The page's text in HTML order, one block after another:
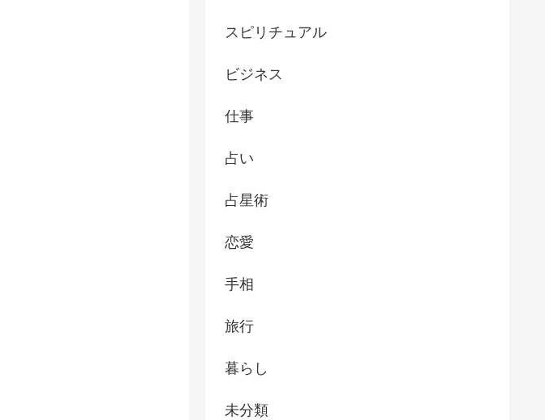
スピリチュアル
ビジネス
仕事
占い
占星術
恋愛
手相
旅行
暮らし
未分類